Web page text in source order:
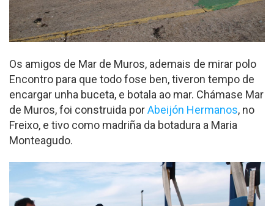
Os amigos de Mar de Muros, ademais de mirar polo
Encontro para que todo fose ben, tiveron tempo de
encargar unha buceta, e botala ao mar. Chámase Mar
de Muros, foi construida porAbeijón Hermanos, no
Freixo, e tivo como madriña da botadura a Maria
Monteagudo.